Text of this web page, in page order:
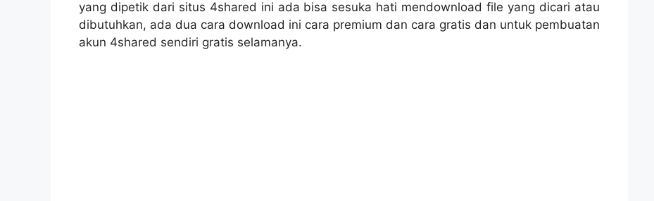
yang dipetik dari situs 4shared ini ada bisa sesuka hati mendownload file yang dicari atau
dibutuhkan, ada dua cara download ini cara premium dan cara gratis dan untuk pembuatan
akun 4shared sendiri gratis selamanya.